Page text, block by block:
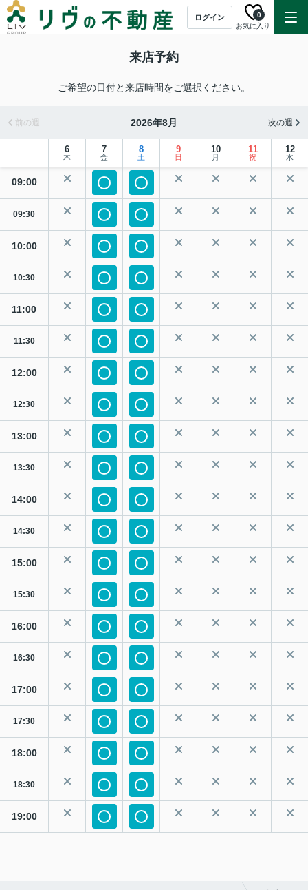
ログイン
お気に入り
0
来店予約
ご希望の日付と来店時間をご選択ください。
前の週 2026年8月 次の週
6
木
7
金
8
土
9
日
10
月
11
祝
12
水
09:00
09:30
10:00
10:30
11:00
11:30
12:00
12:30
13:00
13:30
14:00
14:30
15:00
15:30
16:00
16:30
17:00
17:30
18:00
18:30
19:00